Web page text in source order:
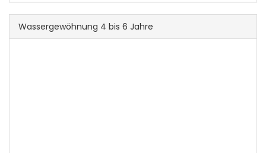
Wassergewöhnung 4 bis 6 Jahre